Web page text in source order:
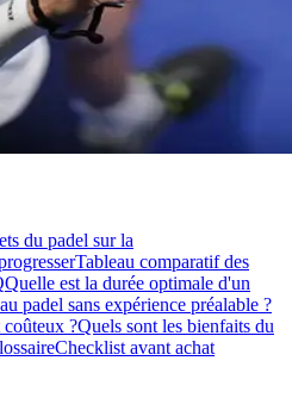
du padel sur la
Tableau comparatif des
Quelle est la durée optimale d'un
padel sans expérience préalable ?
coûteux ?Quels sont les bienfaits du
Checklist avant achat